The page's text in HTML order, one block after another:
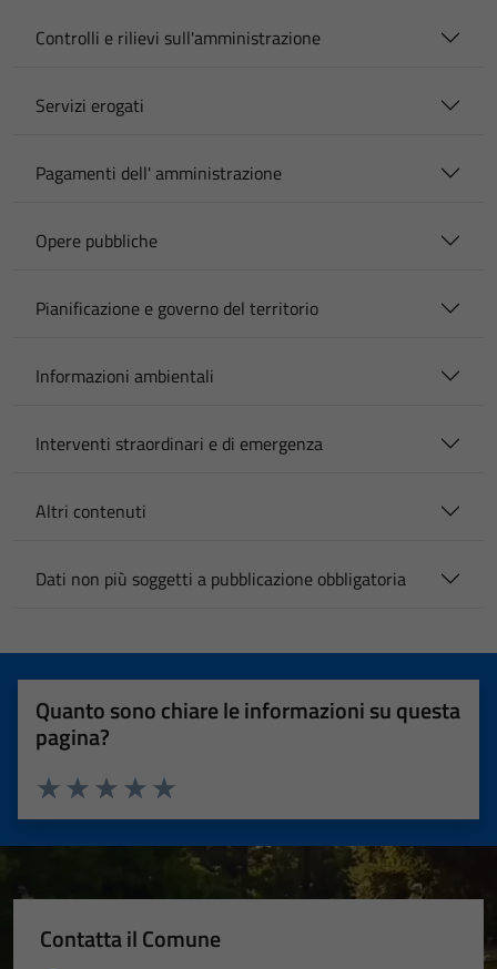
Controlli e rilievi sull'amministrazione
Servizi erogati
Pagamenti dell' amministrazione
Opere pubbliche
Pianificazione e governo del territorio
Informazioni ambientali
Interventi straordinari e di emergenza
Altri contenuti
Dati non più soggetti a pubblicazione obbligatoria
Quanto sono chiare le informazioni su questa
pagina?
Valuta 5 stelle su 5
Valuta 4 stelle su 5
Valuta 3 stelle su 5
Valuta 2 stelle su 5
Valuta 1 stelle su 5
Contatta il Comune